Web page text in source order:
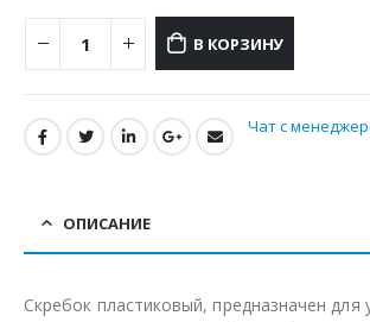
В КОРЗИНУ
Чат с
ОПИСАНИЕ
Скребок пластиковый, предназначен для